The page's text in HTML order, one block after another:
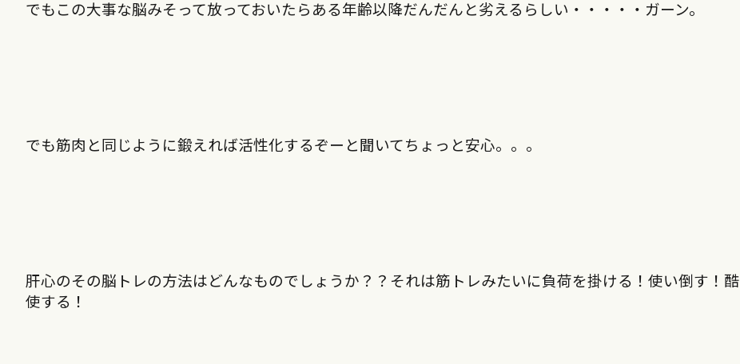
でもこの大事な脳みそって放っておいたらある年齢以降だんだんと劣えるらしい・・・・・ガーン。
でも筋肉と同じように鍛えれば活性化するぞーと聞いてちょっと安心。。。
肝心のその脳トレの方法はどんなものでしょうか？？それは筋トレみたいに負荷を掛ける！使い倒す！酷
使する！